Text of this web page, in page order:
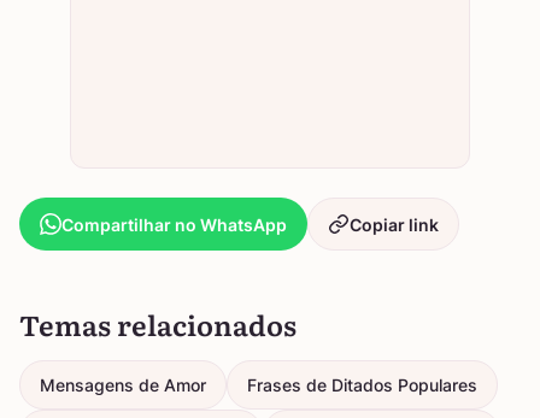
Compartilhar no WhatsApp Copiar link
Temas relacionados
Mensagens de Amor Frases de Ditados Populares